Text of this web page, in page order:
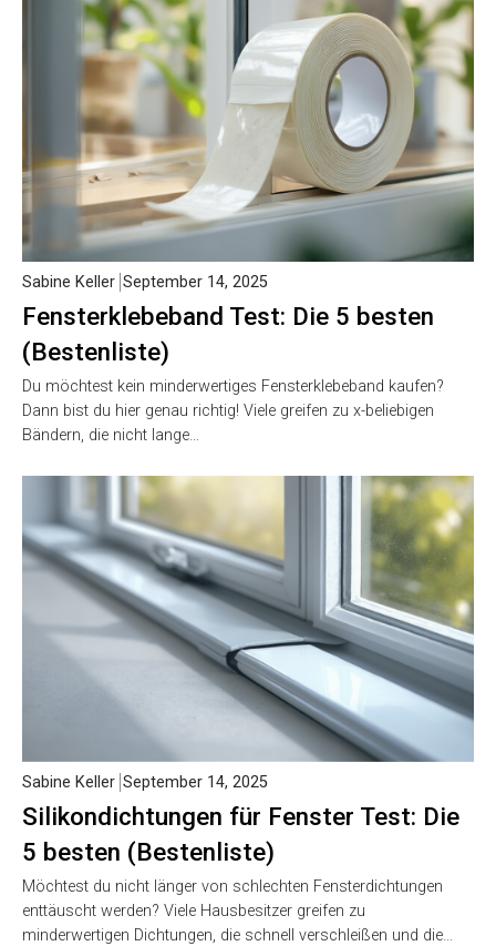
Fensterklebeband Test: Die 5 besten
(Bestenliste)
Sabine Keller September 14, 2025
Du möchtest kein minderwertiges Fensterklebeband kaufen?
Dann bist du hier genau richtig! Viele greifen zu x-beliebigen
Bändern, die nicht lange…
Silikondichtungen für Fenster Test: Die
5 besten (Bestenliste)
Sabine Keller September 14, 2025
Möchtest du nicht länger von schlechten Fensterdichtungen
enttäuscht werden? Viele Hausbesitzer greifen zu
minderwertigen Dichtungen, die schnell verschleißen und die…